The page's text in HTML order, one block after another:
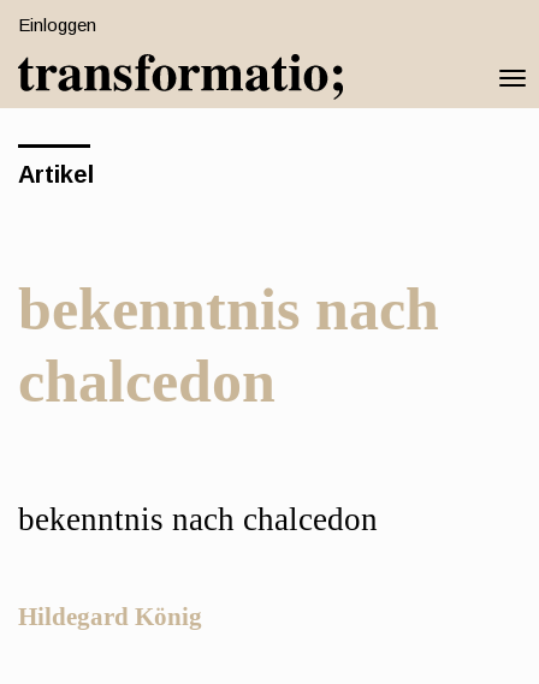
Schnell
zum
Seiteninhalt
Hauptnavigation
Einloggen
Artikel
bekenntnis nach
chalcedon
Hildegard König
bekenntnis nach chalcedon